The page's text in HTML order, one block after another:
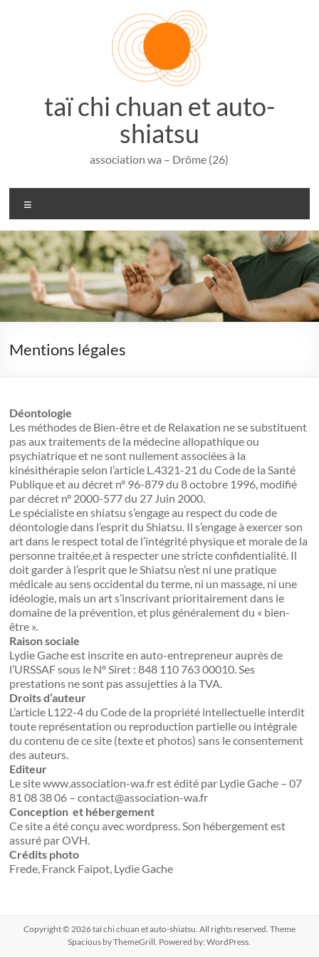
taï chi chuan et auto-
shiatsu
association wa – Drôme (26)
Mentions légales
Déontologie
Les méthodes de Bien-être et de Relaxation ne se substituent
pas aux traitements de la médecine allopathique ou
psychiatrique et ne sont nullement associées à la
kinésithérapie selon l’article L.4321-21 du Code de la Santé
Publique et au décret n° 96-879 du 8 octobre 1996, modifié
par décret n° 2000-577 du 27 Juin 2000.
Le spécialiste en shiatsu s’engage au respect du code de
déontologie dans l’esprit du Shiatsu. Il s’engage à exercer son
art dans le respect total de l’intégrité physique et morale de la
personne traitée,et à respecter une stricte confidentialité. Il
doit garder à l’esprit que le Shiatsu n’est ni une pratique
médicale au sens occidental du terme, ni un massage, ni une
idéologie, mais un art s’inscrivant prioritairement dans le
domaine de la prévention, et plus généralement du « bien-
être ».
Raison sociale
Lydie Gache est inscrite en auto-entrepreneur auprès de
l’URSSAF sous le Nº Siret : 848 110 763 00010. Ses
prestations ne sont pas assujetties à la TVA.
Droits d’auteur
L’article L122-4 du Code de la propriété intellectuelle interdit
toute représentation ou reproduction partielle ou intégrale
du contenu de ce site (texte et photos) sans le consentement
des auteurs.
Editeur
Le site www.association-wa.fr est édité par Lydie Gache – 07
81 08 38 06 – contact@association-wa.fr
Conception et hébergement
Ce site a été conçu avec wordpress. Son hébergement est
assuré par OVH.
Crédits photo
Frede, Franck Faipot, Lydie Gache
Copyright © 2026taï chi chuan et auto-shiatsu . All rights reserved. Theme
Spacious by ThemeGrill. Powered by:WordPress